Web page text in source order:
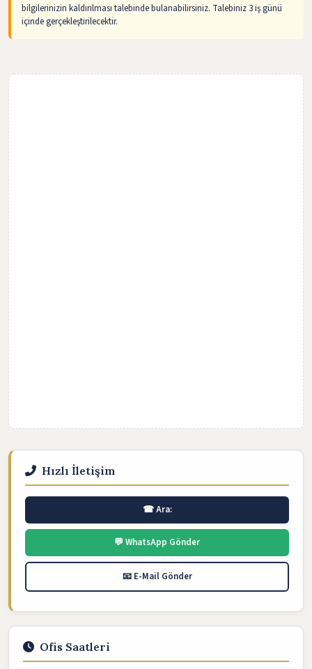
bilgilerinizin kaldırılması talebinde bulanabilirsiniz. Talebiniz 3 iş günü
içinde gerçekleştirilecektir.
Hızlı İletişim
☎ Ara:
💬 WhatsApp Gönder
📧 E-Mail Gönder
Ofis Saatleri